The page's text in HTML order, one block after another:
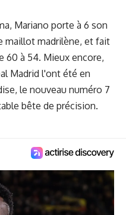
Mariano porte à 6 son
maillot madrilène, et fait
60 à 54. Mieux encore,
Madrid l'ont été en
le nouveau numéro 7
bête de précision.